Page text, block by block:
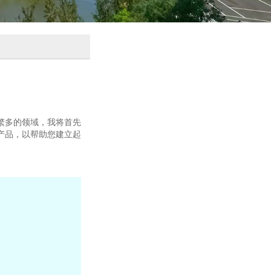
多的领域，我将首先
品，以帮助您建立起